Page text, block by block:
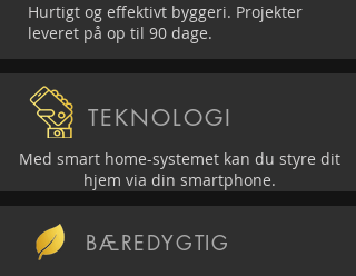
Hurtigt og effektivt byggeri. Projekter
leveret på op til 90 dage.
TEKNOLOGI
Med smart home-systemet kan du styre dit
hjem via din smartphone.
BÆREDYGTIG